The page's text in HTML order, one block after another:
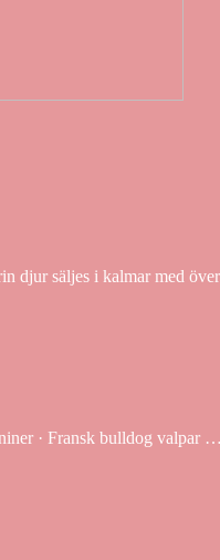
djur säljes i kalmar med
· Fransk bulldog valpar …